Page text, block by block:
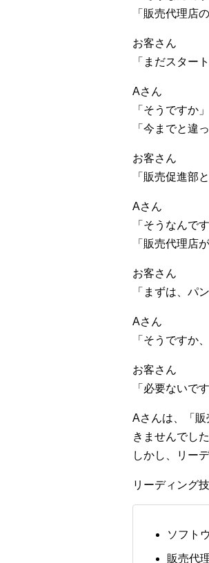
「販売代理店
お客さん
「まだスター
Aさん
「そうですか」
「今までと違
お客さん
「販売促進部
Aさん
「そうなんです
「販売代理店
お客さん
「まずは、パ
Aさん
「そうですか
お客さん
「必要ないです
Aさんは、「
きませんでし
しかし、リー
リーディング
ソフト
販売代